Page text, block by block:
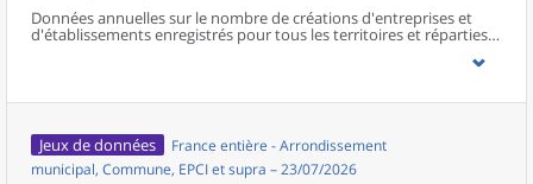
Données annuelles sur le nombre de créations d'entreprises et
d'établissements enregistrés pour tous les territoires et réparties
selon le secteur d’activité et la forme légale.
Jeux de données
France entière - Arrondissement
municipal, Commune, EPCI et supra – 23/07/2026